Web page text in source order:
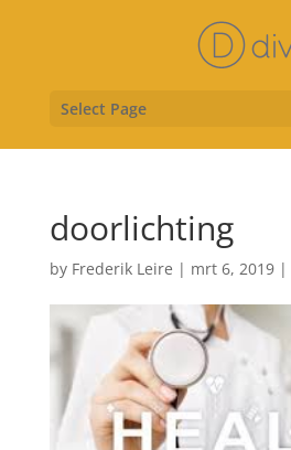
Select Page
doorlichting
by Frederik Leire | mrt 6, 2019|